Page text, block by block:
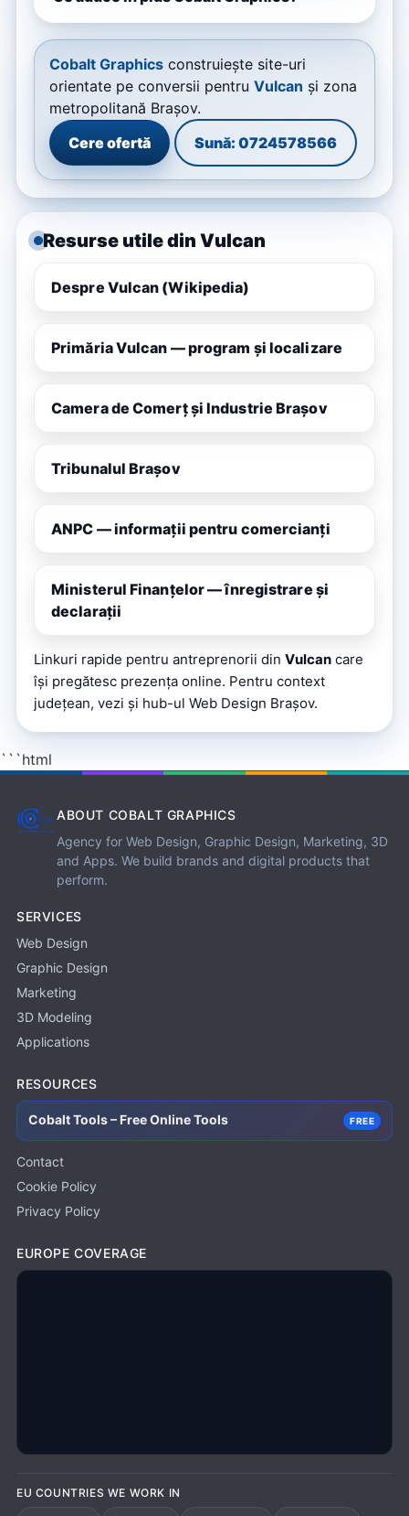
Cobalt Graphics construiește site-uri
orientate pe conversii pentru Vulcan și zona
metropolitană Brașov.
Cere ofertă
Sună: 0724578566
Resurse utile din Vulcan
Despre Vulcan (Wikipedia)
Primăria Vulcan — program și localizare
Camera de Comerț și Industrie Brașov
Tribunalul Brașov
ANPC — informații pentru comercianți
Ministerul Finanțelor — înregistrare și
declarații
Linkuri rapide pentru antreprenorii din Vulcan care
își pregătesc prezența online. Pentru context
județean, vezi și hub-ul Web Design Brașov.
```html
ABOUT COBALT GRAPHICS
Agency for Web Design, Graphic Design, Marketing, 3D
and Apps. We build brands and digital products that
perform.
SERVICES
Web Design
Graphic Design
Marketing
3D Modeling
Applications
RESOURCES
Cobalt Tools – Free Online Tools FREE
Contact
Cookie Policy
Privacy Policy
EUROPE COVERAGE
EU COUNTRIES WE WORK IN